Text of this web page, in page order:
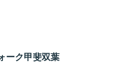
ーク甲斐双葉